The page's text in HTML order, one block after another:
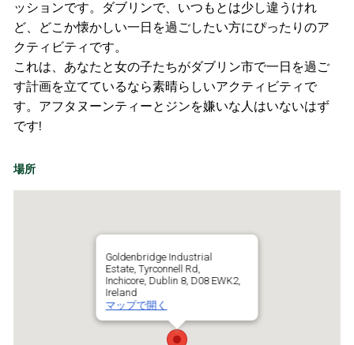
ッションです。ダブリンで、いつもとは少し違うけれ
ど、どこか懐かしい一日を過ごしたい方にぴったりのア
クティビティです。
これは、あなたと女の子たちがダブリン市で一日を過ご
す計画を立てているなら素晴らしいアクティビティで
す。アフタヌーンティーとジンを嫌いな人はいないはず
です!
場所
Goldenbridge Industrial
Estate, Tyrconnell Rd,
Inchicore, Dublin 8, D08 EWK2,
Ireland
マップで開く